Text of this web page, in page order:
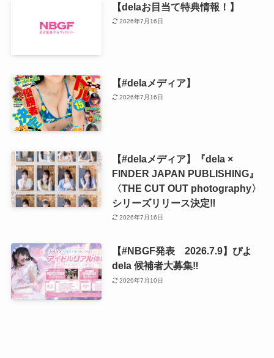
【delaお目当て特典情報！】
2026年7月16日
【#delaメディア】
2026年7月16日
【#delaメディア】『dela ×
FINDER JAPAN PUBLISHING』
〈THE CUT OUT photography〉
シリーズリリース決定‼️
2026年7月16日
【#NBGF発表 2026.7.9】ぴよ
dela 候補者大募集‼️
2026年7月10日